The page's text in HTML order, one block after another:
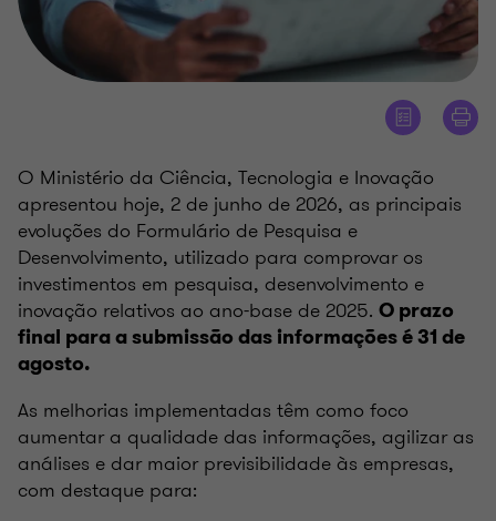
O Ministério da Ciência, Tecnologia e Inovação
apresentou hoje, 2 de junho de 2026, as principais
evoluções do Formulário de Pesquisa e
Desenvolvimento, utilizado para comprovar os
investimentos em pesquisa, desenvolvimento e
inovação relativos ao ano-base de 2025. O prazo
final para a submissão das informações é 31 de
agosto.
As melhorias implementadas têm como foco
aumentar a qualidade das informações, agilizar as
análises e dar maior previsibilidade às empresas,
com destaque para: